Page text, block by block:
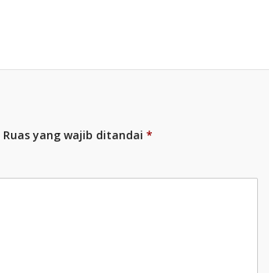
Ruas yang wajib ditandai *